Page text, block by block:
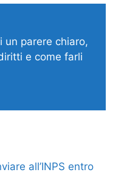
un parere chiaro,
e come farli
all’INPS entro